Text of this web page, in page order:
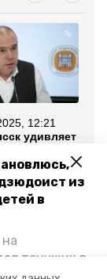
из
в
тонущих в
помощь. По
12:21
удивляет
Михаил
налог